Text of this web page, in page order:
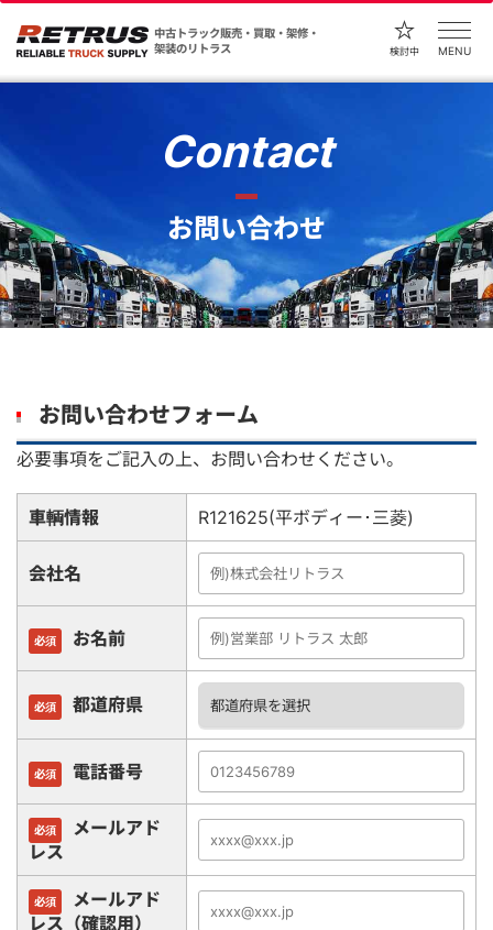
中古トラック販売・買取・架修・
架装のリトラス
検討中 MENU
Contact
お問い合わせ
お問い合わせフォーム
必要事項をご記入の上、お問い合わせください。
車輌情報 R121625(平ボディー･三菱)
会社名
必須 お名前
必須 都道府県
必須 電話番号
必須
メールアド
レス
必須
メールアド
レス（確認用）